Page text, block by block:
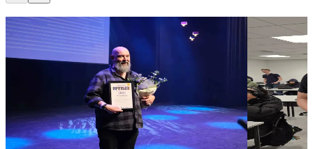
Nyhet
Nyhet
Jan Tore Noreng vant Uprisen
Stiftelsen LESE
4.06.2026
Intervju
Årets
Stiftelsen
24.02.2026